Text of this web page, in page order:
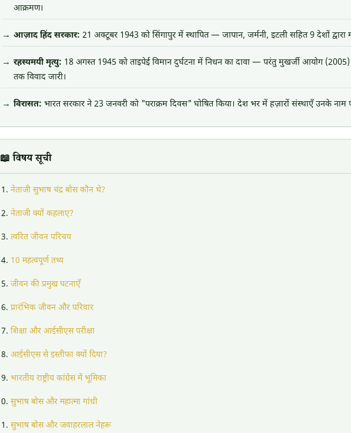
आक्रमण।
आज़ाद हिंद सरकार: 21 अक्टूबर 1943 को सिंगापुर में स्थापित — जापान, जर्मनी, इटली सहित 9 देशों द्वारा
रहस्यमयी मृत्यु: 18 अगस्त 1945 को ताइपेई विमान दुर्घटना में निधन का दावा — परंतु मुखर्जी आयोग
तक विवाद जारी।
विरासत: भारत सरकार ने 23 जनवरी को "पराक्रम दिवस" घोषित किया। देश भर में हज़ारों संस्थाएँ उनके नाम
📖 विषय सूची
नेताजी सुभाष चंद्र बोस कौन थे?
नेताजी क्यों कहलाए?
त्वरित जीवन परिचय
10 महत्वपूर्ण तथ्य
जीवन की प्रमुख घटनाएँ
प्रारंभिक जीवन और परिवार
शिक्षा और आईसीएस परीक्षा
आईसीएस से इस्तीफा क्यों दिया?
भारतीय राष्ट्रीय कांग्रेस में भूमिका
सुभाष बोस और महात्मा गांधी
सुभाष बोस और जवाहरलाल नेहरू